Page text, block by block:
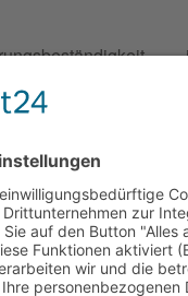
dass erzielte
sondern
Lösungen
Rechtssicherheit und